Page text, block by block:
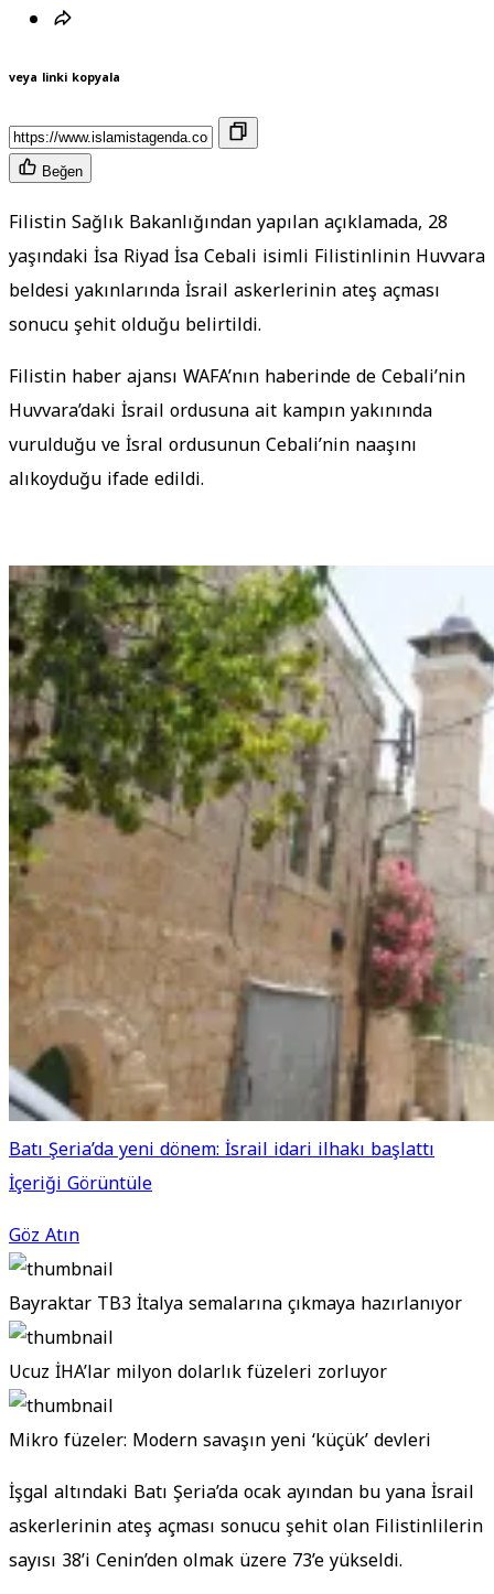
veya linki kopyala
Beğen
Filistin Sağlık Bakanlığından yapılan açıklamada, 28
yaşındaki İsa Riyad İsa Cebali isimli Filistinlinin Huvvara
beldesi yakınlarında İsrail askerlerinin ateş açması
sonucu şehit olduğu belirtildi.
Filistin haber ajansı WAFA’nın haberinde de Cebali’nin
Huvvara’daki İsrail ordusuna ait kampın yakınında
vurulduğu ve İsral ordusunun Cebali’nin naaşını
alıkoyduğu ifade edildi.
Batı Şeria’da yeni dönem: İsrail idari ilhakı başlattı
İçeriği Görüntüle
Göz Atın
Bayraktar TB3 İtalya semalarına çıkmaya hazırlanıyor
Ucuz İHA’lar milyon dolarlık füzeleri zorluyor
Mikro füzeler: Modern savaşın yeni ‘küçük’ devleri
İşgal altındaki Batı Şeria’da ocak ayından bu yana İsrail
askerlerinin ateş açması sonucu şehit olan Filistinlilerin
sayısı 38’i Cenin’den olmak üzere 73’e yükseldi.